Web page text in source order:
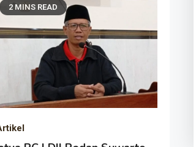
2 MINS READ